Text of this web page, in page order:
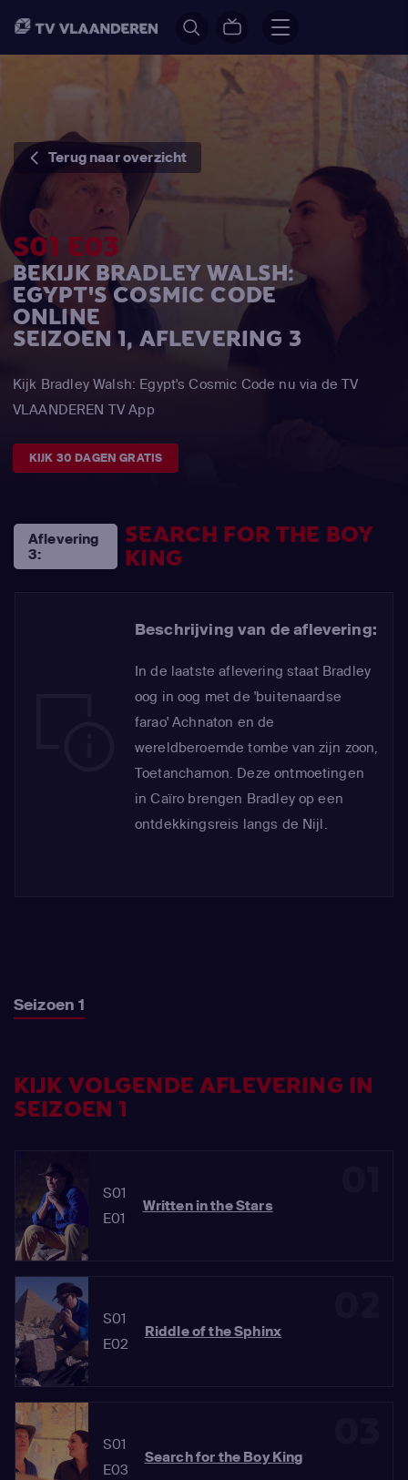
Terug naar overzicht
S01 E03
BEKIJK BRADLEY WALSH:
EGYPT'S COSMIC CODE
ONLINE
SEIZOEN 1, AFLEVERING 3
Kijk Bradley Walsh: Egypt's Cosmic Code nu via de TV
VLAANDEREN TV App
KIJK 30 DAGEN GRATIS
Aflevering
3:
SEARCH FOR THE BOY
KING
Beschrijving van de aflevering:
In de laatste aflevering staat Bradley
oog in oog met de 'buitenaardse
farao' Achnaton en de
wereldberoemde tombe van zijn zoon,
Toetanchamon. Deze ontmoetingen
in Caïro brengen Bradley op een
ontdekkingsreis langs de Nijl.
Seizoen 1
KIJK VOLGENDE AFLEVERING IN
SEIZOEN 1
S01
E01
Written in the Stars
S01
E02
Riddle of the Sphinx
S01
E03
Search for the Boy King